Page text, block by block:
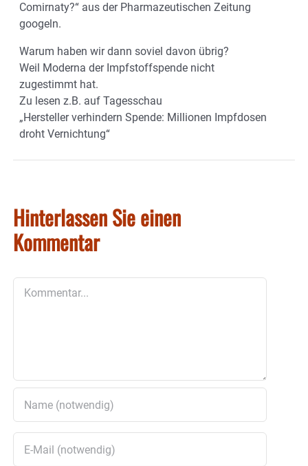
Comirnaty?“ aus der Pharmazeutischen Zeitung
googeln.
Warum haben wir dann soviel davon übrig?
Weil Moderna der Impfstoffspende nicht
zugestimmt hat.
Zu lesen z.B. auf Tagesschau
„Hersteller verhindern Spende: Millionen Impfdosen
droht Vernichtung“
Hinterlassen Sie einen
Kommentar